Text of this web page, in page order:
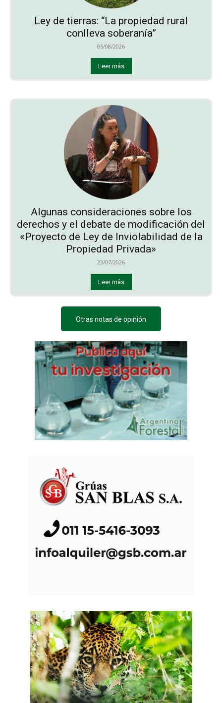
Ley de tierras: “La propiedad rural
conlleva soberanía”
05/08/2026
Leer más
Algunas consideraciones sobre los
derechos y el debate de modificación del
«Proyecto de Ley de Inviolabilidad de la
Propiedad Privada»
23/07/2026
Leer más
Otras notas de opinión